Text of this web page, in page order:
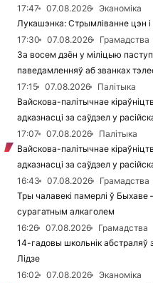
17:47
07.08.2026
Эканоміка
Лукашэнка: Стрымліванне цэн
17:30
07.08.2026
Грамадства
За восем дзён у міліцыю
паведамленняў аб званках
17:15
07.08.2026
Палітыка
Вайскова-палітычнае
адказнасці за саўдзел у
17:07
07.08.2026
Палітыка
Вайскова-палітычнае
адказнасці за саўдзел у
16:43
07.08.2026
Грамадства
Тры чалавекі памерлі ў
сурагатным алкаголем
16:26
07.08.2026
Грамадства
14-гадовы школьнік абстраляў
Лідзе
16:02
07.08.2026
Эканоміка